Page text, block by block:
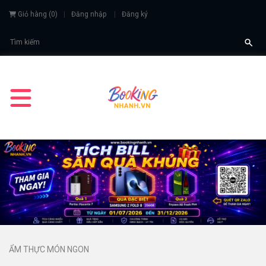
Giỏ hàng (0) Đăng nhập Đăng ký
ẨM THỰC MÓN NGON